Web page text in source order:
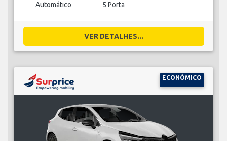
Automático 5 Porta
VER DETALHES...
ECONÓMICO